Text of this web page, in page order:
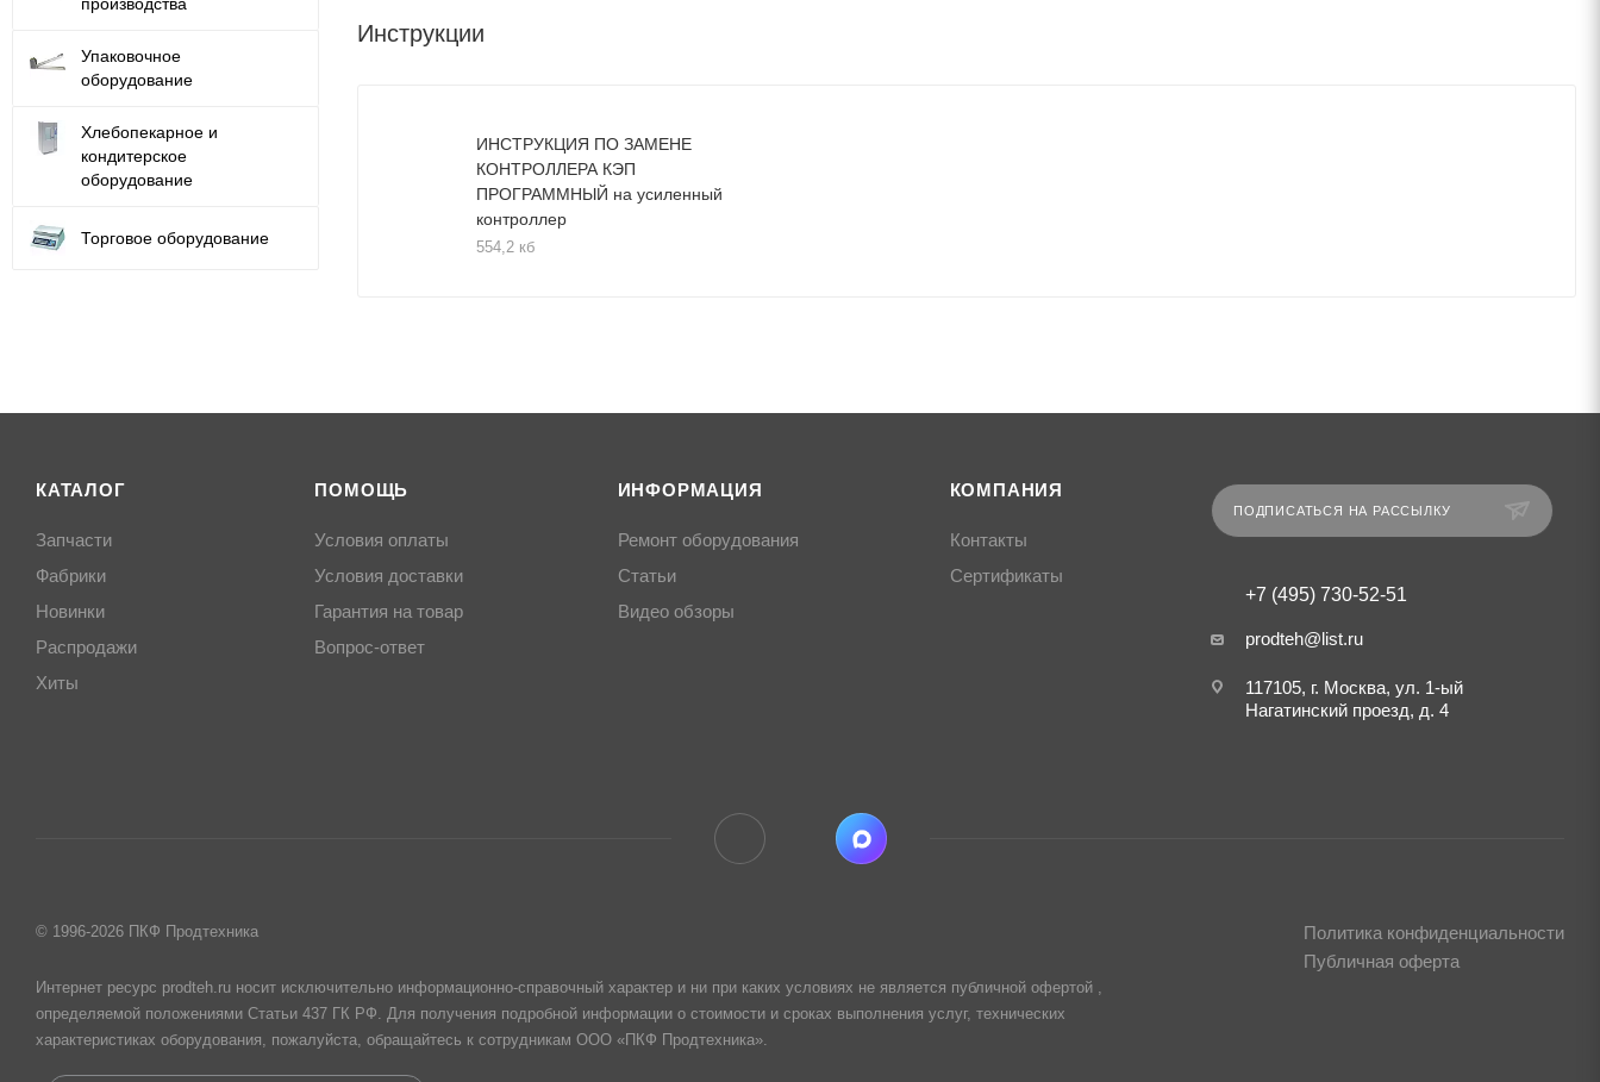
Инструкции
ИНСТРУКЦИЯ ПО ЗАМЕНЕ
КОНТРОЛЛЕРА КЭП
ПРОГРАММНЫЙ на усиленный
контроллер
554,2 кб
производства
Упаковочное
оборудование
Хлебопекарное и
кондитерское
оборудование
Торговое оборудование
КАТАЛОГ
Запчасти
Фабрики
Новинки
Распродажи
Хиты
ПОМОЩЬ
Условия оплаты
Условия доставки
Гарантия на товар
Вопрос-ответ
ИНФОРМАЦИЯ
Ремонт оборудования
Статьи
Видео обзоры
КОМПАНИЯ
Контакты
Сертификаты
ПОДПИСАТЬСЯ НА РАССЫЛКУ
+7 (495) 730-52-51
prodteh@list.ru
117105, г. Москва, ул. 1-ый
Нагатинский проезд, д. 4
Политика конфиденциальности
Публичная оферта
© 1996-2026 ПКФ Продтехника
Интернет ресурс prodteh.ru носит исключительно информационно-справочный характер и ни при каких условиях не является публичной офертой ,
определяемой положениями Статьи 437 ГК РФ. Для получения подробной информации о стоимости и сроках выполнения услуг, технических
характеристиках оборудования, пожалуйста, обращайтесь к сотрудникам ООО «ПКФ Продтехника».